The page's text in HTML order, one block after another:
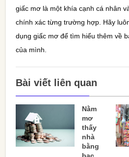
giấc mơ là một khía cạnh cá nhân
chính xác từng trường hợp. Hãy
dụng giấc mơ để tìm hiểu thêm về
của mình.
Bài viết liên quan
Nằm
mơ
thấy
nhà
bằng